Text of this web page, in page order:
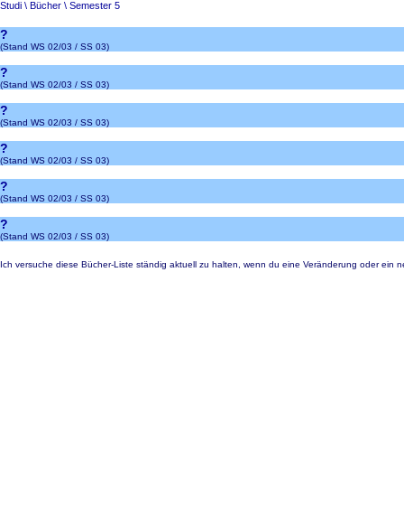
Studi \ Bücher \ Semester 5
?
(Stand WS 02/03 / SS 03)
?
(Stand WS 02/03 / SS 03)
?
(Stand WS 02/03 / SS 03)
?
(Stand WS 02/03 / SS 03)
?
(Stand WS 02/03 / SS 03)
?
(Stand WS 02/03 / SS 03)
Ich versuche diese Bücher-Liste ständig aktuell zu halten, wenn du eine Veränderung oder